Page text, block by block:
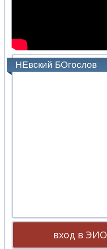
НЕвский БОгослов
вход в